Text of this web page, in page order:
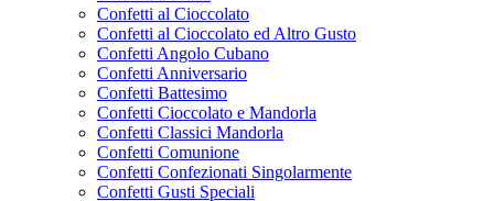
Confetti al Cioccolato
Confetti al Cioccolato ed Altro Gusto
Confetti Angolo Cubano
Confetti Anniversario
Confetti Battesimo
Confetti Cioccolato e Mandorla
Confetti Classici Mandorla
Confetti Comunione
Confetti Confezionati Singolarmente
Confetti Gusti Speciali